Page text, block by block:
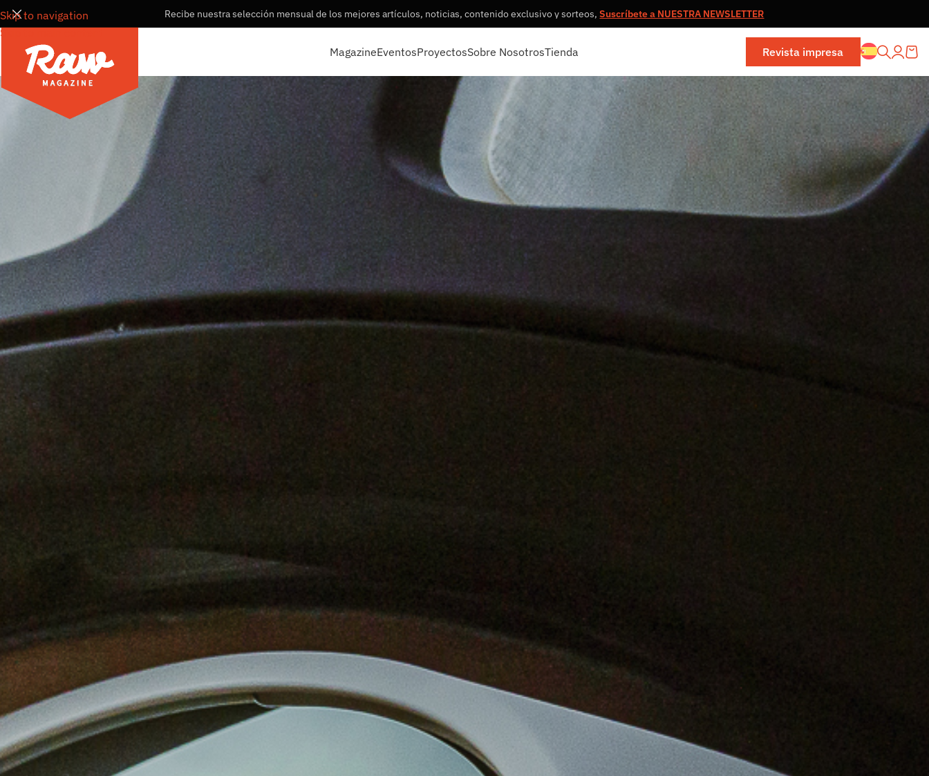
Skip to navigation
Skip to main content
Recibe nuestra selección mensual de los mejores artículos, noticias, contenido exclusivo y sorteos,Suscríbete a NUESTRA NEWSLETTER
MagazineEventosProyectosSobre NosotrosTienda Revista impresa